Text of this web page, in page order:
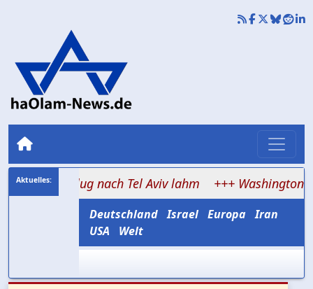
Flug nach Tel Aviv lahm +++ Washington bremst
Deutschland Israel Europa Iran
USA
Welt